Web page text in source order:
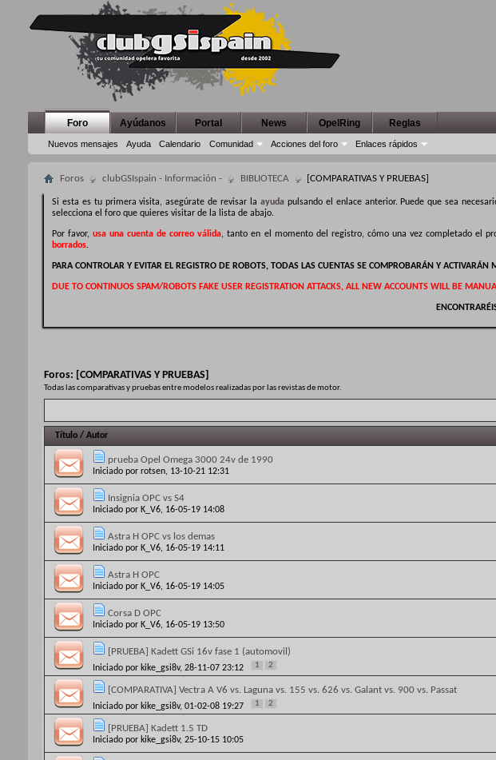
Foro
Nuevos mensajes Ayuda Calendario Comunidad Acciones del foro Enlaces rápidos
Ayúdanos Portal News OpelRing Reglas
Foros clubGSIspain - Información - BIBLIOTECA [COMPARATIVAS Y PRUEBAS]
Si esta es tu primera visita, asegúrate de revisar la ayudapulsando el enlace anterior. Puede que sea
selecciona el foro que quieres visitar de la lista de abajo.
Por favor,usa una cuenta de correo válida, tanto en el momento del registro, cómo una vez completado el
borrados.
PARA CONTROLAR Y EVITAR EL REGISTRO DE ROBOTS, TODAS LAS CUENTAS SE COMPROBARÁN Y
DUE TO CONTINUOS SPAM/ROBOTS FAKE USER REGISTRATION ATTACKS, ALL NEW ACCOUNTS WILL BE
Foros: [COMPARATIVAS Y PRUEBAS]
Todas las comparativas y pruebas entre modelos realizadas por las revistas de motor.
Título / Autor
prueba Opel Omega 3000 24v de 1990
Iniciado por rotsen, 13-10-21 12:31
Insignia OPC vs S4
Iniciado por K_V6, 16-05-19 14:08
Astra H OPC vs los demas
Iniciado por K_V6, 16-05-19 14:11
Astra H OPC
Iniciado por K_V6, 16-05-19 14:05
Corsa D OPC
Iniciado por K_V6, 16-05-19 13:50
[PRUEBA] Kadett GSi 16v fase 1 (automovil)
Iniciado por kike_gsi8v, 28-11-07 23:12 1 2
[COMPARATIVA] Vectra A V6 vs. Laguna vs. 155 vs. 626 vs. Galant vs. 900 vs. Passat
Iniciado por kike_gsi8v, 01-02-08 19:27 1 2
[PRUEBA] Kadett 1.5 TD
Iniciado por kike_gsi8v, 25-10-15 10:05